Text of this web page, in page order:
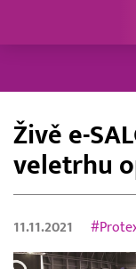
Živě e-
veletrhu
11.11.2021